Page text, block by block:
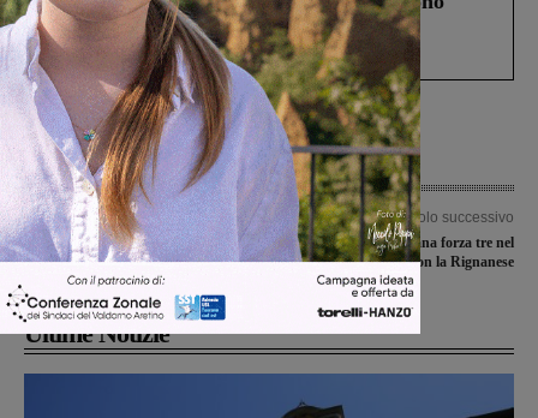
Gianni, Giulia e Franco. Lo schianto, il
processo, lo stop ai sorpassi fra tir....
Articolo precedente
Misericordia di San Giovanni e
Cavriglia: mattina di addestramento
Articolo successivo
Terranuova Traiana forza tre nel
match con la Rignanese
Ultime Notizie